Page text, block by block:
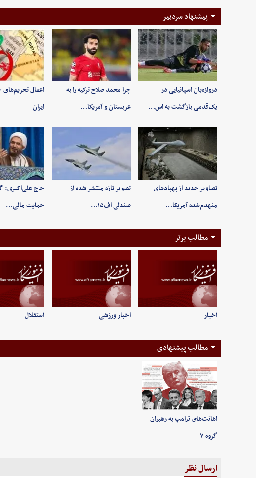
پیشنهاد سردبیر
دروازه‌بان اسپانیایی در
یک‌قدمی بازگشت به اس…
چرا محمد صلاح ترکیه را به
عربستان و آمریکا…
اعمال تحریم‌های
ایران
تصاویر جدید از پهپادهای
منهدم‌شده آمریکا…
تصویر تازه منتشر شده از
صندلی اف۱۵…
حاج علی‌اکبری:
حمایت مالی…
مطالب برتر
اخبار اخبار ورزشی استقلال
مطالب پیشنهادی
اهانت‌های ترامپ به رهبران
گروه ۷
ارسال نظر